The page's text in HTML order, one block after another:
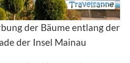
der Bäume entlang der
der Insel Mainau